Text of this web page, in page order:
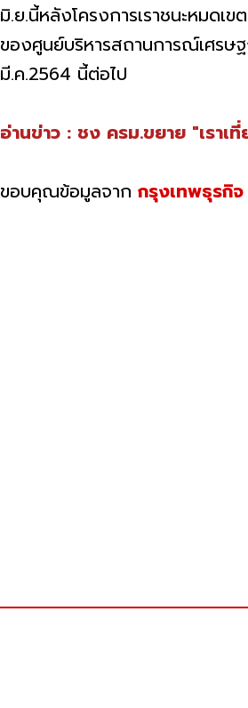
มิ.ย.นี้หลังโครงการเราชนะหมดเ
ของศูนย์บริหารสถานการณ์เศรษ
มี.ค.2564 นี้ต่อไป
อ่านข่าว : ชง ครม.ขยาย "เรา
ขอบคุณข้อมูลจาก กรุงเทพธุรกิจ